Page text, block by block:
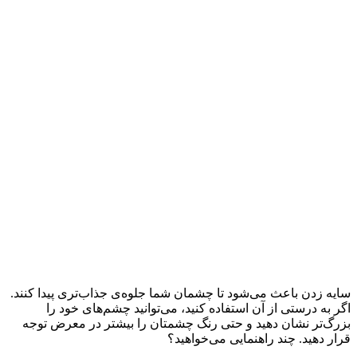
سایه زدن باعث می‌شود تا چشمان شما جلوه‌ی جذاب‌تری پیدا کنند.
اگر به درستی از آن استفاده کنید، می‌توانید چشم‌های خود را
بزرگ‌تر نشان دهید و حتی رنگ چشمتان را بیشتر در معرض توجه
قرار دهید. چند راهنمایی می‌خواهید؟